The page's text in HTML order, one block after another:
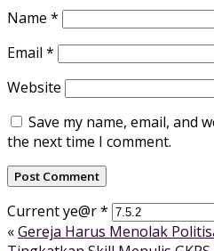
Name *
Email *
Website
Save my name, email, and
the next time I comment.
Current ye@r*
«Gereja Harus Menolak